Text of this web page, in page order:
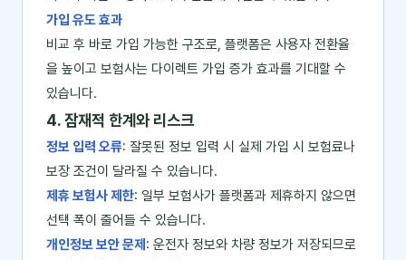
가입 유도 효과
비교 후 바로 가입 가능한 구조로, 플랫폼은 사용자 전환율
을 높이고 보험사는 다이렉트 가입 증가 효과를 기대할 수
있습니다.
4. 잠재적 한계와 리스크
정보 입력 오류: 잘못된 정보 입력 시 실제 가입 시 보험료나
보장 조건이 달라질 수 있습니다.
제휴 보험사 제한: 일부 보험사가 플랫폼과 제휴하지 않으면
선택 폭이 줄어들 수 있습니다.
개인정보 보안 문제 : 운전자 정보와 차량 정보가 저장되므로